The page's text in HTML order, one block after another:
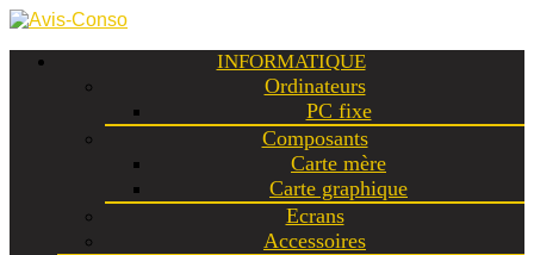
INFORMATIQUE
Ordinateurs
PC fixe
Composants
Carte mère
Carte graphique
Ecrans
Accessoires